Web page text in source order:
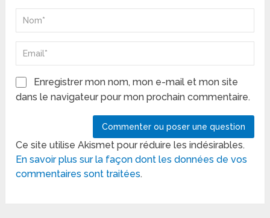
Enregistrer mon nom, mon e-mail et mon site
dans le navigateur pour mon prochain commentaire.
Ce site utilise Akismet pour réduire les indésirables.
En savoir plus sur la façon dont les données de vos
commentaires sont traitées.